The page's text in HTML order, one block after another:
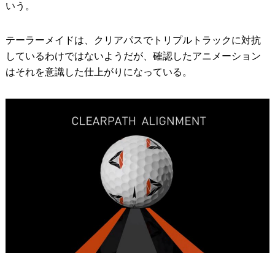
いう。
テーラーメイドは、クリアパスでトリプルトラックに対抗
しているわけではないようだが、確認したアニメーション
はそれを意識した仕上がりになっている。